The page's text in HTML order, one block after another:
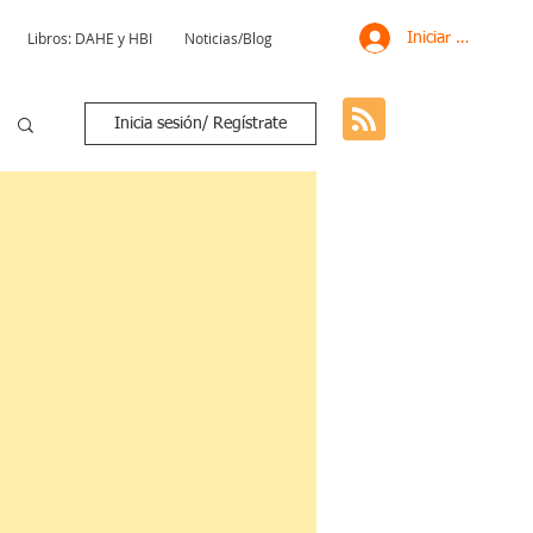
Libros: DAHE y HBI Noticias/Blog Iniciar sesión
Inicia sesión/ Regístrate